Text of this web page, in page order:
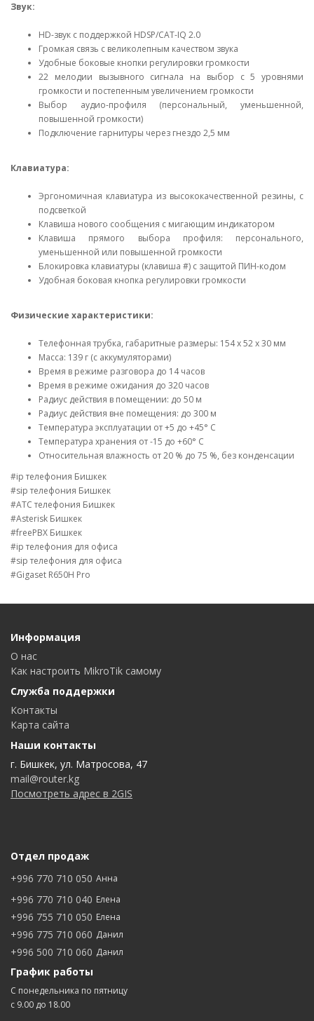
Звук:
HD-звук с поддержкой HDSP/CAT-IQ 2.0
Громкая связь с великолепным качеством звука
Удобные боковые кнопки регулировки громкости
22 мелодии вызывного сигнала на выбор с 5 уровнями
громкости и постепенным увеличением громкости
Выбор аудио-профиля (персональный, уменьшенной,
повышенной громкости)
Подключение гарнитуры через гнездо 2,5 мм
Клавиатура:
Эргономичная клавиатура из высококачественной резины, с
подсветкой
Клавиша нового сообщения с мигающим индикатором
Клавиша прямого выбора профиля: персонального,
уменьшенной или повышенной громкости
Блокировка клавиатуры (клавиша #) с защитой ПИН-кодом
Удобная боковая кнопка регулировки громкости
Физические характеристики:
Телефонная трубка, габаритные размеры: 154 x 52 x 30 мм
Масса: 139 г (с аккумуляторами)
Время в режиме разговора до 14 часов
Время в режиме ожидания до 320 часов
Радиус действия в помещении: до 50 м
Радиус действия вне помещения: до 300 м
Температура эксплуатации от +5 до +45° C
Температура хранения от -15 до +60° C
Относительная влажность от 20 % до 75 %, без конденсации
#ip телефония Бишкек
#sip телефония Бишкек
#АТС телефония Бишкек
#Asterisk Бишкек
#freePBX Бишкек
#ip телефония для офиса
#sip телефония для офиса
#Gigaset R650H Pro
Информация
О нас
Как настроить MikroTik самому
Служба поддержки
Контакты
Карта сайта
Наши контакты
г. Бишкек, ул. Матросова, 47
mail@router.kg
Посмотреть адрес в 2GIS
Отдел продаж
+996 770 710 050 Анна
+996 770 710 040 Елена
+996 755 710 050 Елена
+996 775 710 060 Данил
+996 500 710 060 Данил
График работы
С понедельника по пятницу
с 9.00 до 18.00